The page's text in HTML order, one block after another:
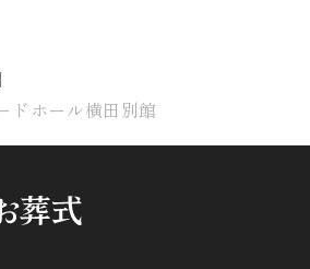
ドホール横田別館